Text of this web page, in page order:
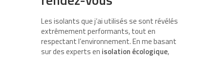
Les isolants que j’ai utilisés se sont révélés
extrêmement performants, tout en
respectant l’environnement. En me basant
sur des experts en isolation écologique,